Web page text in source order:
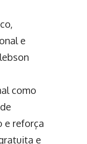
e
como
e reforça
e